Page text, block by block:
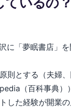
に「夢眠書店」
則とする（夫婦
（百科事典）
した経験が開業